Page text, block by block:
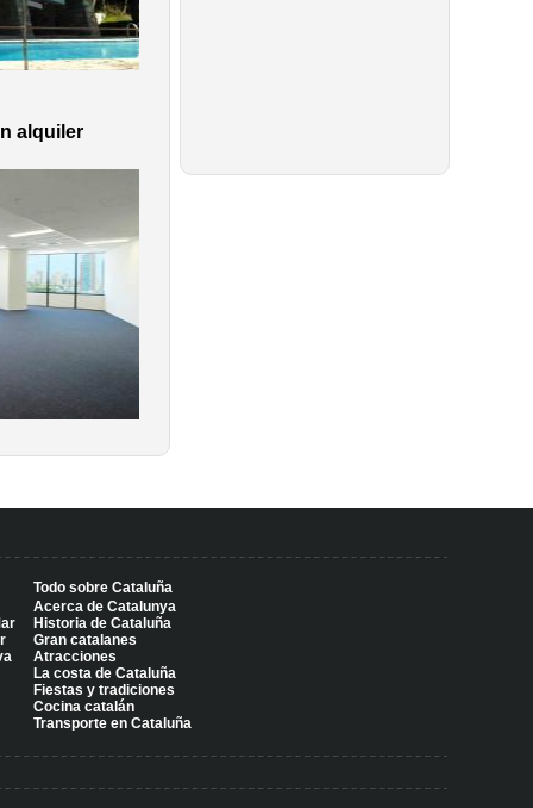
alquiler
Todo sobre Cataluña
Acerca de Catalunya
Historia de Cataluña
Gran catalanes
Atracciones
La costa de Cataluña
Fiestas y tradiciones
Cocina catalán
Transporte en Cataluña